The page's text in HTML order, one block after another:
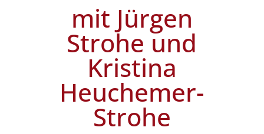
mit Jürgen
Strohe und
Kristina
Heuchemer-
Strohe